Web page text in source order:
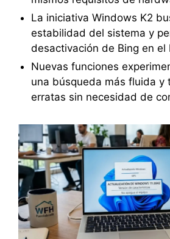
La iniciativa Windows K2
estabilidad del sistema y
desactivación de Bing en el
Nuevas funciones
una búsqueda más fluida y
erratas sin necesidad de